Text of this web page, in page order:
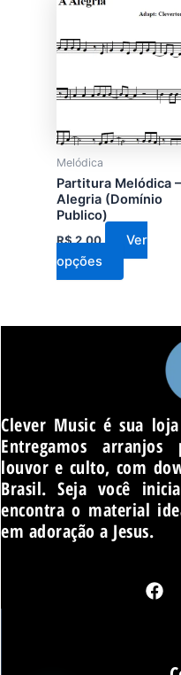
Melódica
Partitura Melódica
Alegria (Domínio
Publico)
R$2,00
Ver
opções
tem
variantes.
opções
escolhidas
página
do
produto
Clever Music é sua
Entregamos
louvor e culto, com
Brasil. Seja você
encontra o material
em adoração a Jesus.
F
a